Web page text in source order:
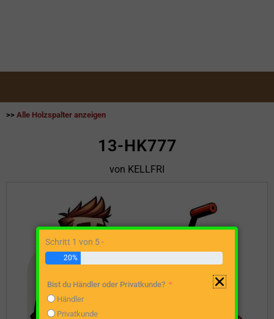
>> Alle Holzspalter anzeigen
13-HK777
von KELLFRI
Schritt 1 von 5 -
20%
Bist du Händler oder Privatkunde?
Händler
Privatkunde